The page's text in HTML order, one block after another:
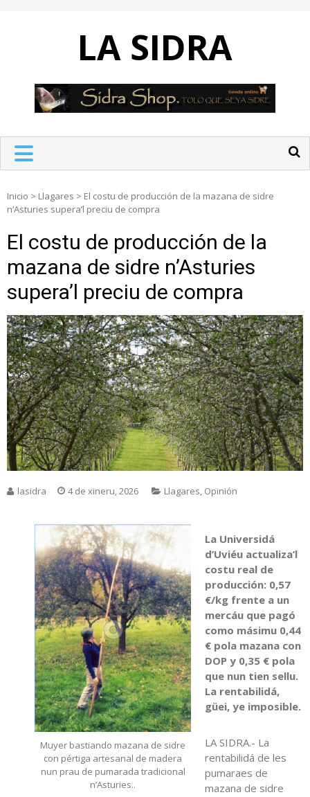
LA SIDRA
Inicio > Llagares > El costu de producción de la mazana de sidre
n’Asturies supera’l preciu de compra
El costu de producción de la
mazana de sidre n’Asturies
supera’l preciu de compra
lasidra 4 de xineru, 2026 Llagares, Opinión
Muyer bastiando mazana de sidre
con pértiga artesanal de madera
nun prau de pumarada tradicional
n’Asturies..
La Universidá
d’Uviéu actualiza’l
costu real de
producción: 0,57
€/kg frente a un
mercáu que pagó
como másimu 0,44
€ pola mazana con
DOP y 0,35 € pola
que nun tien sellu.
La rentabilidá,
güei, ye imposible.
LA SIDRA.- La
rentabilidá de les
pumaraes de
mazana de sidre